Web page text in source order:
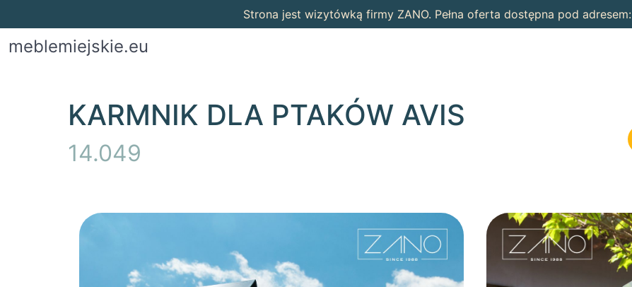
Strona jest wizytówką firmy ZANO. Pełna oferta dostępna pod adresem:
meblemiejskie.eu
KARMNIK DLA PTAKÓW AVIS
14.049